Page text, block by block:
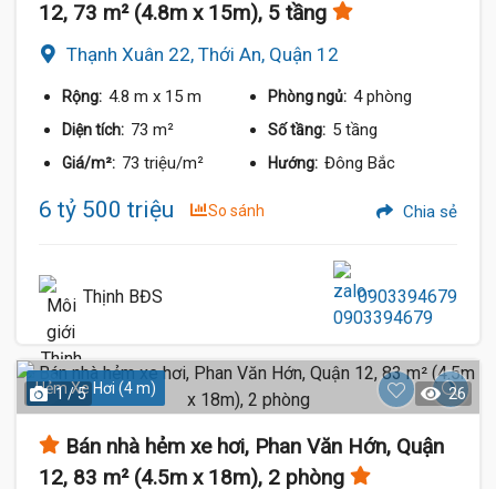
12, 73 m² (4.8m x 15m), 5 tầng
Thạnh Xuân 22, Thới An, Quận 12
Rộng: 4.8 m x 15 m Phòng ngủ: 4 phòng
Diện tích: 73 m² Số tầng: 5 tầng
Giá/m²: 73 triệu/m² Hướng: Đông Bắc
6 tỷ 500 triệu So sánh Chia sẻ
Thịnh BĐS 0903394679
Hẻm Xe Hơi (4 m)
1 / 5 26
Bán nhà hẻm xe hơi, Phan Văn Hớn, Quận
12, 83 m² (4.5m x 18m), 2 phòng